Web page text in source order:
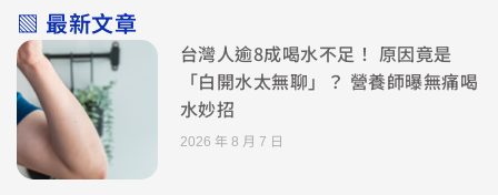
▧ 最新文章
台灣人逾8成喝水不足！ 原因竟是
「白開水太無聊」？ 營養師曝無痛喝
水妙招
2026 年 8 月 7 日